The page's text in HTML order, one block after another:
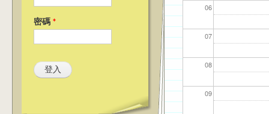
密碼 *
06
07
08
09